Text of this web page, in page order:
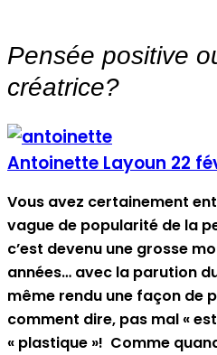
Pensée positive
créatrice?
Antoinette Layoun22
Vous avez certainement
vague de popularité de la
c’est devenu une grosse
années… avec la parution
même rendu une façon de
comment dire, pas mal «
« plastique »! Comme